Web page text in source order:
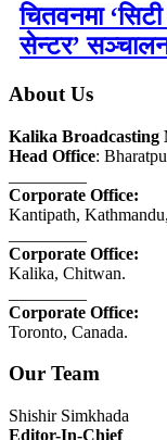
चितवनमा
सेन्टर’
About Us
Kalika
Head Office:
Corporate Office:
Kantipath,
Corporate Office:
Kalika, Chitwan.
Corporate Office:
Toronto, Canada.
Our Team
Shishir Simkhada
Editor-In-Chief